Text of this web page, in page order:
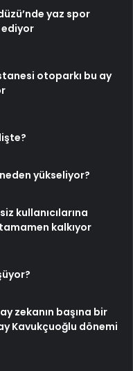
yaz spor
ediyor
otoparkı bu ay
yükseliyor?
kullanıcılarına
kalkıyor
zekanın başına bir
Kavukçuoğlu dönemi